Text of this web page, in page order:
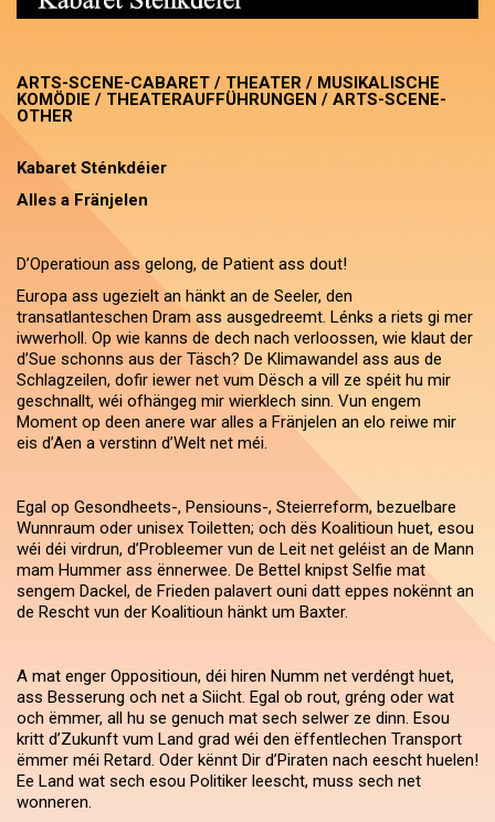
ARTS-SCENE-CABARET / THEATER / MUSIKALISCHE
KOMÖDIE / THEATERAUFFÜHRUNGEN / ARTS-SCENE-
OTHER
Kabaret Sténkdéier
Alles a Fränjelen
D’Operatioun ass gelong, de Patient ass dout!
Europa ass ugezielt an hänkt an de Seeler, den
transatlanteschen Dram ass ausgedreemt. Lénks a riets gi mer
iwwerholl. Op wie kanns de dech nach verloossen, wie klaut der
d’Sue schonns aus der Täsch? De Klimawandel ass aus de
Schlagzeilen, dofir iewer net vum Dësch a vill ze spéit hu mir
geschnallt, wéi ofhängeg mir wierklech sinn. Vun engem
Moment op deen anere war alles a Fränjelen an elo reiwe mir
eis d’Aen a verstinn d’Welt net méi.
Egal op Gesondheets-, Pensiouns-, Steierreform, bezuelbare
Wunnraum oder unisex Toiletten; och dës Koalitioun huet, esou
wéi déi virdrun, d’Probleemer vun de Leit net geléist an de Mann
mam Hummer ass ënnerwee. De Bettel knipst Selfie mat
sengem Dackel, de Frieden palavert ouni datt eppes nokënnt an
de Rescht vun der Koalitioun hänkt um Baxter.
A mat enger Oppositioun, déi hiren Numm net verdéngt huet,
ass Besserung och net a Siicht. Egal ob rout, gréng oder wat
och ëmmer, all hu se genuch mat sech selwer ze dinn. Esou
kritt d’Zukunft vum Land grad wéi den ëffentlechen Transport
ëmmer méi Retard. Oder kënnt Dir d’Piraten nach eescht huelen!
Ee Land wat sech esou Politiker leescht, muss sech net
wonneren.